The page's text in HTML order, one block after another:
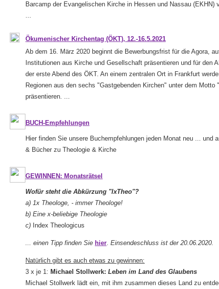
Barcamp der Evangelischen Kirche in Hessen und Nassau (EKHN)
...
Ökumenischer Kirchentag (ÖKT), 12.-16.5.2021
Ab dem 16. März 2020 beginnt die Bewerbungsfrist für die Agora,
Institutionen aus Kirche und Gesellschaft präsentieren und für den
der erste Abend des ÖKT. An einem zentralen Ort in Frankfurt
Regionen aus den sechs "Gastgebenden Kirchen" unter dem Motto
präsentieren. ...
BUCH-Empfehlungen
Hier finden Sie unsere Buchempfehlungen jeden Monat neu ... und
& Bücher zu Theologie & Kirche
GEWINNEN: Monatsrätsel
Wofür steht die Abkürzung "IxTheo"?
a) 1x Theologe, - immer Theologe!
b) Eine x-beliebige Theologie
c) Index Theologicus
... einen Tipp finden Sie hier. Einsendeschluss ist der 20.06.2020.
Natürlich gibt es auch etwas zu gewinnen:
3 x je 1: Michael Stollwerk: Leben im Land des Glaubens
Michael Stollwerk lädt ein, mit ihm zusammen dieses Land zu